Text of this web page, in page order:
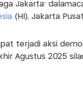
Jakarta'
(HI), Jakarta
terjadi aksi
Agustus 2025